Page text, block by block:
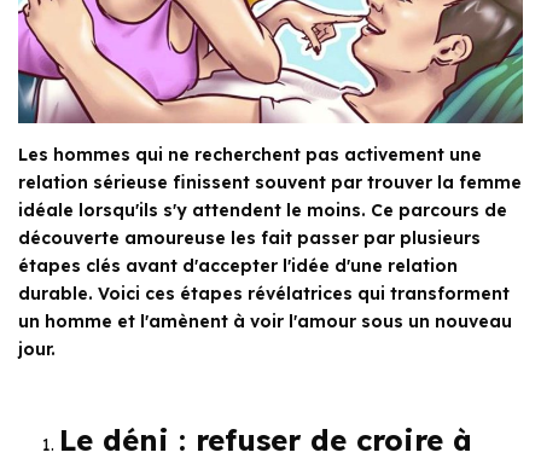
Les hommes qui ne recherchent pas activement une
relation sérieuse finissent souvent par trouver la femme
idéale lorsqu'ils s'y attendent le moins. Ce parcours de
découverte amoureuse les fait passer par plusieurs
étapes clés avant d'accepter l'idée d'une relation
durable. Voici ces étapes révélatrices qui transforment
un homme et l'amènent à voir l'amour sous un nouveau
jour.
Le déni : refuser de croire à